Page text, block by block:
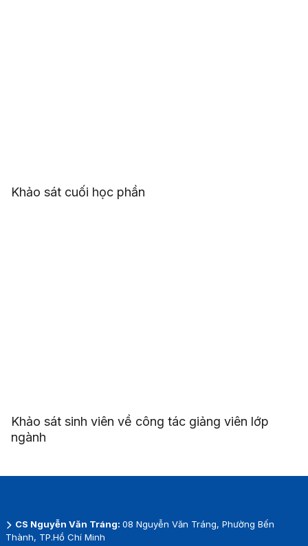
Khảo sát cuối học phần
Khảo sát sinh viên về công tác giảng viên lớp
ngành
CS Nguyễn Văn Tráng: 08 Nguyễn Văn Tráng, Phường Bến
Thành, TP.Hồ Chí Minh